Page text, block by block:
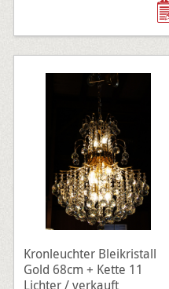
Kronleuchter Bleikristall
Gold 68cm + Kette 11
Lichter / verkauft